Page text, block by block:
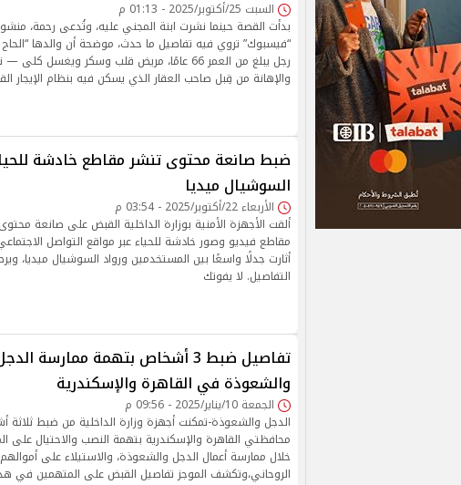
السبت 25/أكتوبر/2025 - 01:13 م
بدأت القصة حينما نشرت ابنة المجني عليه، وتُدعى رحمة،
“فيسبوك” تروي فيه تفاصيل ما حدث، موضحة أن والدها
رجل يبلغ من العمر 66 عامًا، مريض قلب وسكر ويغسل
والإهانة من قِبل صاحب العقار الذي يسكن فيه بنظام الإيجار
ضبط صانعة محتوى تنشر مقاطع خادشة
السوشيال ميديا
الأربعاء 22/أكتوبر/2025 - 03:54 م
ألقت الأجهزة الأمنية بوزارة الداخلية القبض على صانعة
مقاطع فيديو وصور خادشة للحياء عبر مواقع التواصل
أثارت جدلًا واسعًا بين المستخدمين ورواد السوشيال ميديا،
التفاصيل. لا يفوتك
تفاصيل ضبط 3 أشخاص بتهمة ممارسة
والشعوذة في القاهرة والإسكندرية
الجمعة 10/يناير/2025 - 09:56 م
الدجل والشعوذة-تمكنت أجهزة وزارة الداخلية من ضبط
محافظتي القاهرة والإسكندرية بتهمة النصب والاحتيال على
خلال ممارسة أعمال الدجل والشعوذة، والاستيلاء على أموالهم
الروحاني،وتكشف الموجز تفاصيل القبض على المتهمين في هذا